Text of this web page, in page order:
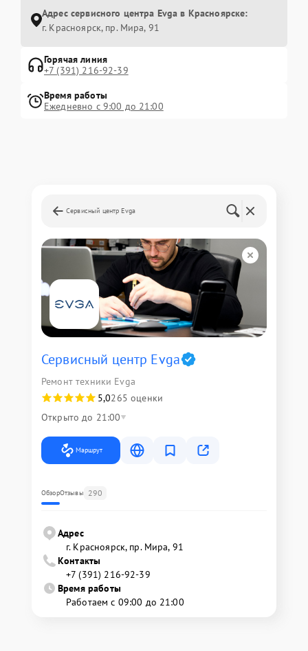
Адрес сервисного центра Evga в Красноярске:
г. Красноярск, ​пр. Мира, 91
Горячая линия
+7 (391) 216-92-39
Время работы
Ежедневно с 9:00 до 21:00
Сервисный центр Evga
Сервисный центр Evga
Ремонт техники Evga
5,0265 оценки
Открыто до 21:00
Маршрут
ОбзорОтзывы 290
Адрес
г. Красноярск, ​пр. Мира, 91
Контакты
+7 (391) 216-92-39
Время работы
Работаем с 09:00 до 21:00